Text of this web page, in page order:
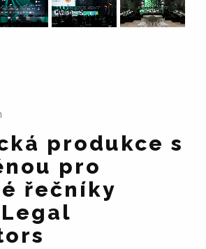
produkce s
pro
řečníky